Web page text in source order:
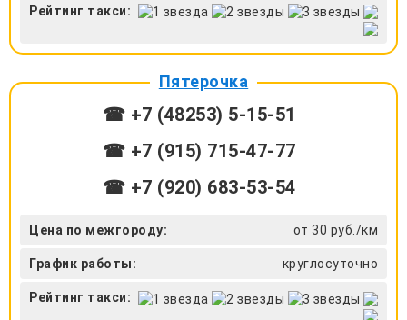
Рейтинг такси:
Пятерочка
☎ +7 (48253) 5-15-51
☎ +7 (915) 715-47-77
☎ +7 (920) 683-53-54
Цена по межгороду: от 30 руб./км
График работы: круглосуточно
Рейтинг такси: